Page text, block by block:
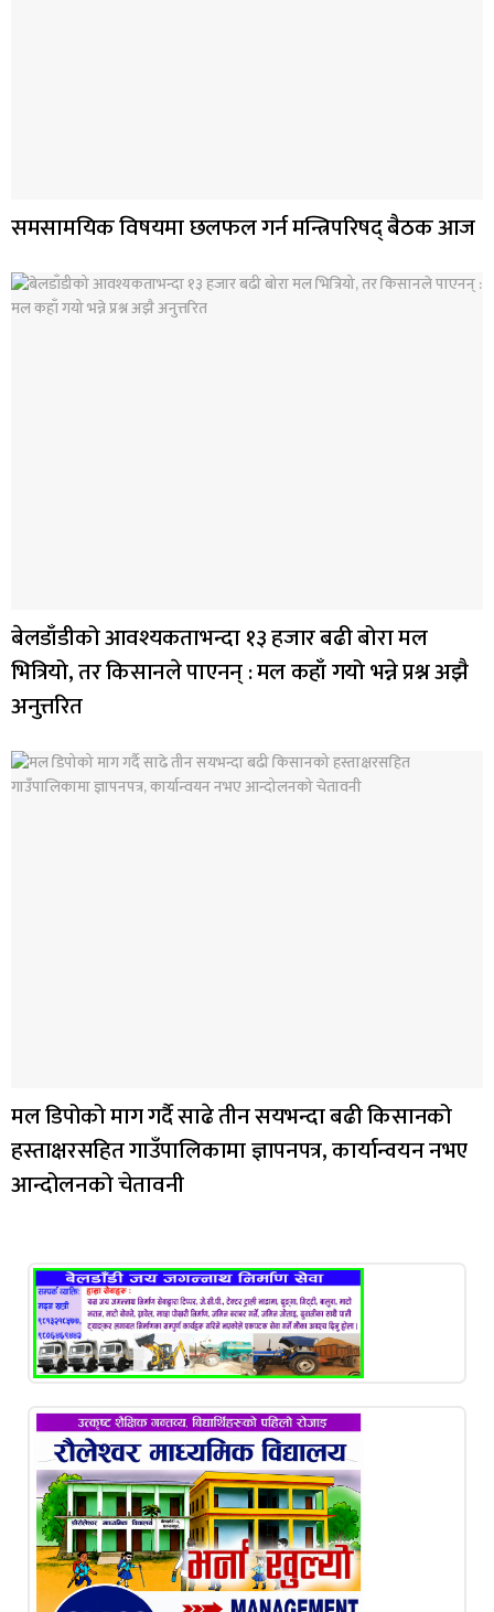
समसामयिक विषयमा छलफल गर्न मन्त्रिपरिषद् बैठक आज
बेलडाँडीको आवश्यकताभन्दा १३ हजार बढी बोरा मल
भित्रियो, तर किसानले पाएनन् : मल कहाँ गयो भन्ने प्रश्न अझै
अनुत्तरित
मल डिपोको माग गर्दै साढे तीन सयभन्दा बढी किसानको
हस्ताक्षरसहित गाउँपालिकामा ज्ञापनपत्र, कार्यान्वयन नभए
आन्दोलनको चेतावनी